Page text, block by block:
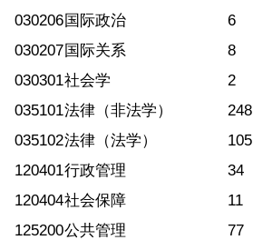
030206国际政治
6
030207国际关系
8
030301社会学
2
035101法律（非法学）
248
035102法律（法学）
105
120401行政管理
34
120404社会保障
11
125200公共管理
77